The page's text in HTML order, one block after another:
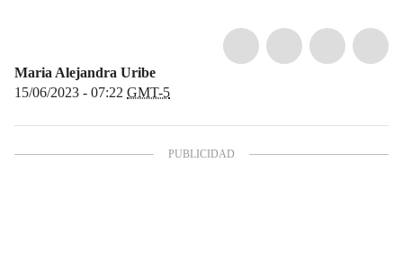
Maria Alejandra Uribe
15/06/2023 - 07:22 GMT-5